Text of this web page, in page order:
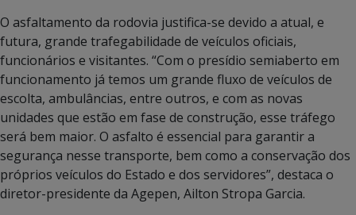
O asfaltamento da rodovia justifica-se devido a atual, e
futura, grande trafegabilidade de veículos oficiais,
funcionários e visitantes. “Com o presídio semiaberto em
funcionamento já temos um grande fluxo de veículos de
escolta, ambulâncias, entre outros, e com as novas
unidades que estão em fase de construção, esse tráfego
será bem maior. O asfalto é essencial para garantir a
segurança nesse transporte, bem como a conservação dos
próprios veículos do Estado e dos servidores”, destaca o
diretor-presidente da Agepen, Ailton Stropa Garcia.